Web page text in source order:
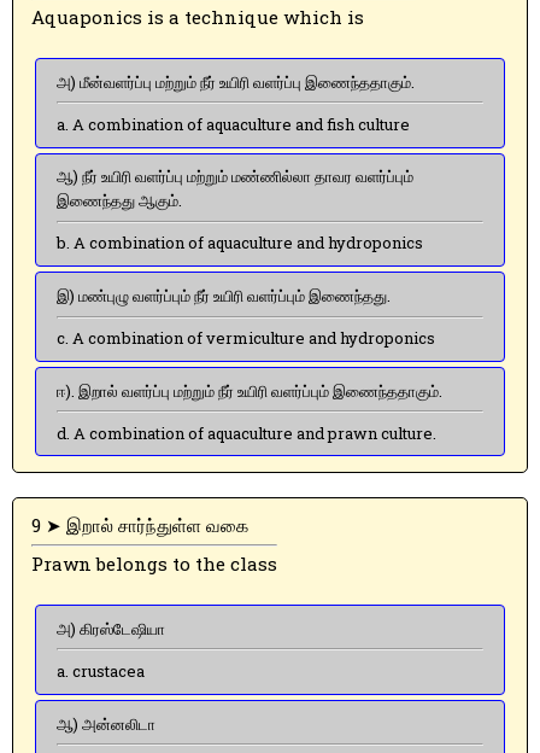
Aquaponics is a technique which is
அ) மீன்வளர்ப்பு மற்றும் நீர் உயிரி வளர்ப்பு இணைந்ததாகும்.
a. A combination of aquaculture and fish culture
ஆ) நீர் உயிரி வளர்ப்பு மற்றும் மண்ணில்லா தாவர வளர்ப்பும்
இணைந்தது ஆகும்.
b. A combination of aquaculture and hydroponics
இ) மண்புழு வளர்ப்பும் நீர் உயிரி வளர்ப்பும் இணைந்தது.
c. A combination of vermiculture and hydroponics
ஈ). இறால் வளர்ப்பு மற்றும் நீர் உயிரி வளர்ப்பும் இணைந்ததாகும்.
d. A combination of aquaculture and prawn culture.
9 ➤ இறால் சார்ந்துள்ள வகை
Prawn belongs to the class
அ) கிரஸ்டேஷியா
a. crustacea
ஆ) அன்னலிடா